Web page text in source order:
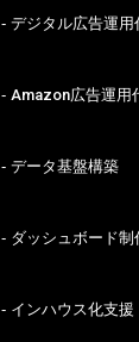
デジタル広告運用
Amazon広告運用
データ基盤構築
ダッシュボード制
インハウス化支援
BLOG